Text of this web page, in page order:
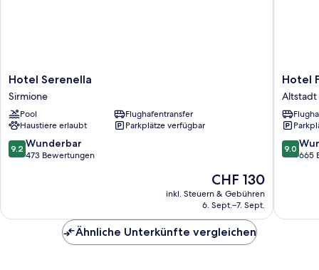
Hotel
Serenella
Sirmione
Hotel Serenella
Sirmione
Pool
Flughafentransfer
Haustiere erlaubt
Parkplätze verfügbar
9.2
von
9.2 Wunderbar
473 Bewertungen
Der
Preis
beträgt
CHF 130
inkl. Steuern & Gebühren
6. Sept.–7. Sept.
Hotel
Flaminia
Altstadt
von
Hotel
Altstadt
9.0
von
9.0
665
Ähnliche Unterkünfte vergleichen